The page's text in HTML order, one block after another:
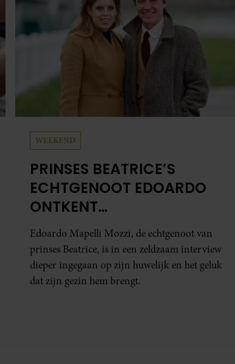
WEEKEND
PRINSES BEATRICE’S
ECHTGENOOT EDOARDO
ONTKENT
HUWELIJKSPROBLEMEN
Edoardo Mapelli Mozzi, de echtgenoot van
prinses Beatrice, is in een zeldzaam interview
dieper ingegaan op zijn huwelijk en het geluk
dat zijn gezin hem brengt.